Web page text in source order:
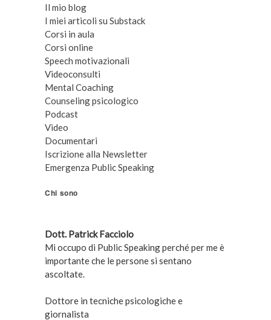
Il mio blog
I miei articoli su Substack
Corsi in aula
Corsi online
Speech motivazionali
Videoconsulti
Mental Coaching
Counseling psicologico
Podcast
Video
Documentari
Iscrizione alla Newsletter
Emergenza Public Speaking
Chi sono
Dott. Patrick Facciolo
Mi occupo di Public Speaking perché per me è
importante che le persone si sentano
ascoltate.
Dottore in tecniche psicologiche e
giornalista